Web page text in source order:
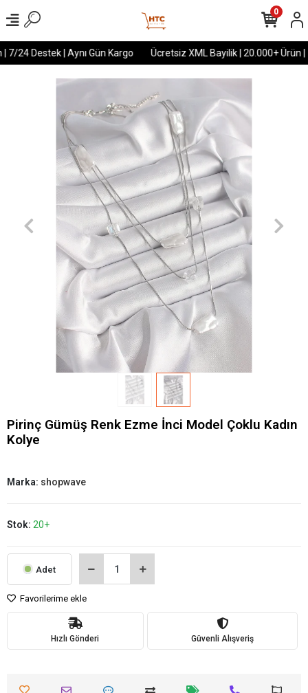
24 Destek | Aynı Gün Kargo Ücretsiz XML Bayilik | 20.000+ Ürün |
0
Pirinç Gümüş Renk Ezme İnci Model Çoklu Kadın
Kolye
Marka: shopwave
Stok: 20+
Adet
Favorilerime ekle
Hızlı Gönderi Güvenli Alışveriş